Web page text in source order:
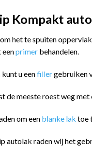
Kompakt
het te spuiten
eenprimer behandelen.
u eenfillergebruiken
de meeste roest weg
om een blanke lak toe
autolak raden wij het